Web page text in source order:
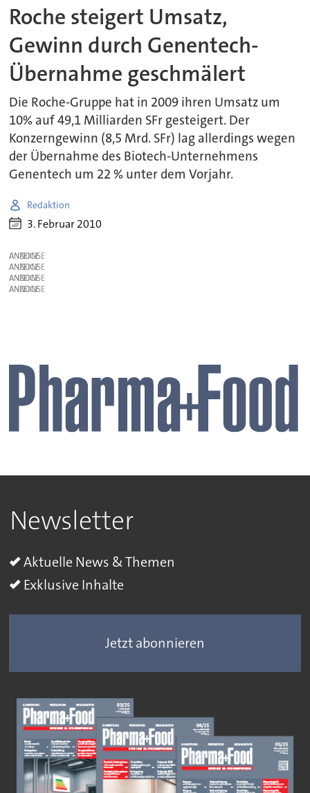
Roche steigert Umsatz,
Gewinn durch Genentech-
Übernahme geschmälert
Die Roche-Gruppe hat in 2009 ihren Umsatz um
10% auf 49,1 Milliarden SFr gesteigert. Der
Konzerngewinn (8,5 Mrd. SFr) lag allerdings wegen
der Übernahme des Biotech-Unternehmens
Genentech um 22 % unter dem Vorjahr.
Redaktion
3. Februar 2010
ANZEIGE
ANZEIGE
ANZEIGE
ANZEIGE
Newsletter
Aktuelle News & Themen
Exklusive Inhalte
Jetzt abonnieren